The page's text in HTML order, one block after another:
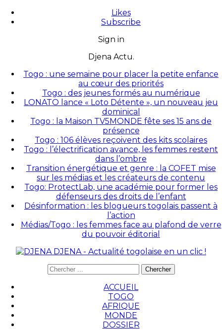
Likes
Subscribe
Sign in
Djena Actu.
Togo : une semaine pour placer la petite enfance
au cœur des priorités
Togo : des jeunes formés au numérique
LONATO lance « Loto Détente », un nouveau jeu
dominical
Togo : la Maison TV5MONDE fête ses 15 ans de
présence
Togo : 106 élèves reçoivent des kits scolaires
Togo : l’électrification avance, les femmes restent
dans l’ombre
Transition énergétique et genre : la COFET mise
sur les médias et les créateurs de contenu
Togo: ProtectLab, une académie pour former les
défenseurs des droits de l’enfant
Désinformation : les blogueurs togolais passent à
l’action
Médias/Togo : les femmes face au plafond de verre
du pouvoir éditorial
DJENA - Actualité togolaise en un clic !
ACCUEIL
TOGO
AFRIQUE
MONDE
DOSSIER